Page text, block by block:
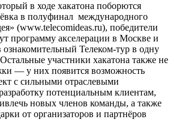
в ходе хакатона поборются
в полуфинал международного
(www.telecomideas.ru), победители
программу акселерации в Москве и
ознакомительный Телеком-тур в одну
участники хакатона также не
— у них появится возможность
с сильными отраслевыми
потенциальным клиентам,
новых членов команды, а также
от организаторов и партнёров